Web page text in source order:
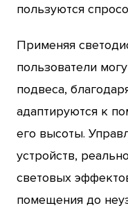
пользуются
Применяя
пользователи
подвеса,
адаптируются к
его высоты.
устройств,
световых
помещения до